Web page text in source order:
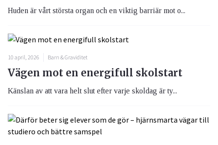
Huden är vårt största organ och en viktig barriär mot o...
10 april, 2026 Barn & Graviditet
Vägen mot en energifull skolstart
Känslan av att vara helt slut efter varje skoldag är ty...